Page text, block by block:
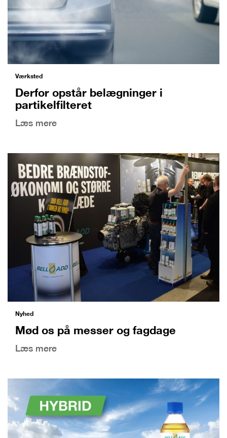
Værksted
Derfor opstår belægninger i
partikelfilteret
Læs mere
Nyhed
Mød os på messer og fagdage
Læs mere